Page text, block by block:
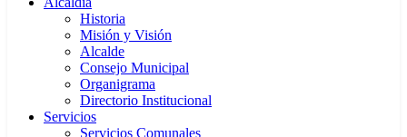
Historia
Misión y Visión
Alcalde
Consejo Municipal
Organigrama
Directorio Institucional
Servicios
Servicios Comunales